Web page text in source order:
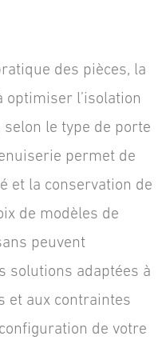
des pièces, la
l’isolation
selon le type de porte
permet de
et la conservation de
de modèles de
peuvent
solutions adaptées à
et aux contraintes
de votre